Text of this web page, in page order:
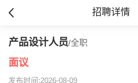
招聘详情
产品设计人员/全职
面议
发布时间:2026-08-09